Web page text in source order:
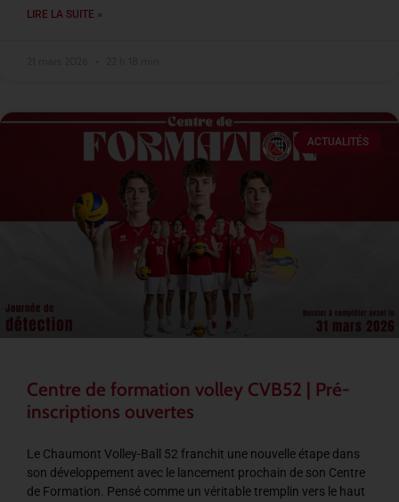
LIRE LA SUITE »
ACTUALITÉS
Centre de formation volley CVB52 | Pré-
inscriptions ouvertes
Le Chaumont Volley-Ball 52 franchit une nouvelle étape dans
son développement avec le lancement prochain de son Centre
de Formation. Pensé comme un véritable tremplin vers le haut